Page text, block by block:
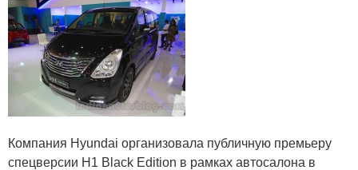
Компания Hyundai организовала публичную премьеру
спецверсии H1 Black Edition в рамках автосалона в